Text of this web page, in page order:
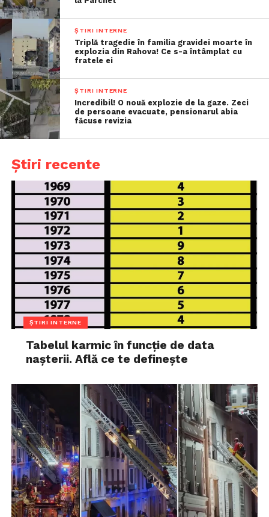
ȘTIRI INTERNE
Triplă tragedie în familia gravidei moarte în
explozia din Rahova! Ce s-a întâmplat cu
fratele ei
ȘTIRI INTERNE
Incredibil! O nouă explozie de la gaze. Zeci
de persoane evacuate, pensionarul abia
făcuse revizia
Știri recente
ȘTIRI INTERNE
Tabelul karmic în funcție de data
nașterii. Află ce te definește